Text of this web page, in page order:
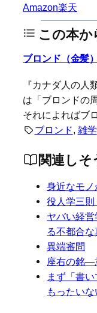
Amazon楽天
この本か
ブロンド（金髪
『カナダ人の人
は「ブロンドの
それによればブ
ブロンド, 雑学
関連しそ
身近なモ
役人学三
ヤバい経
る不都合な
異端審問
座右の銘―
まず「書
もったい